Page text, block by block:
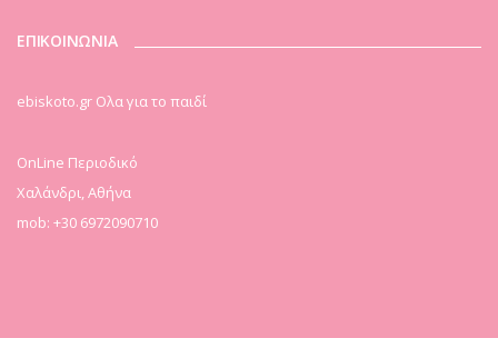
ΕΠΙΚΟΙΝΩΝΙΑ
ebiskoto.gr Ολα για το παιδί
OnLine Περιοδικό
Χαλάνδρι, Αθήνα
mob: +30 6972090710